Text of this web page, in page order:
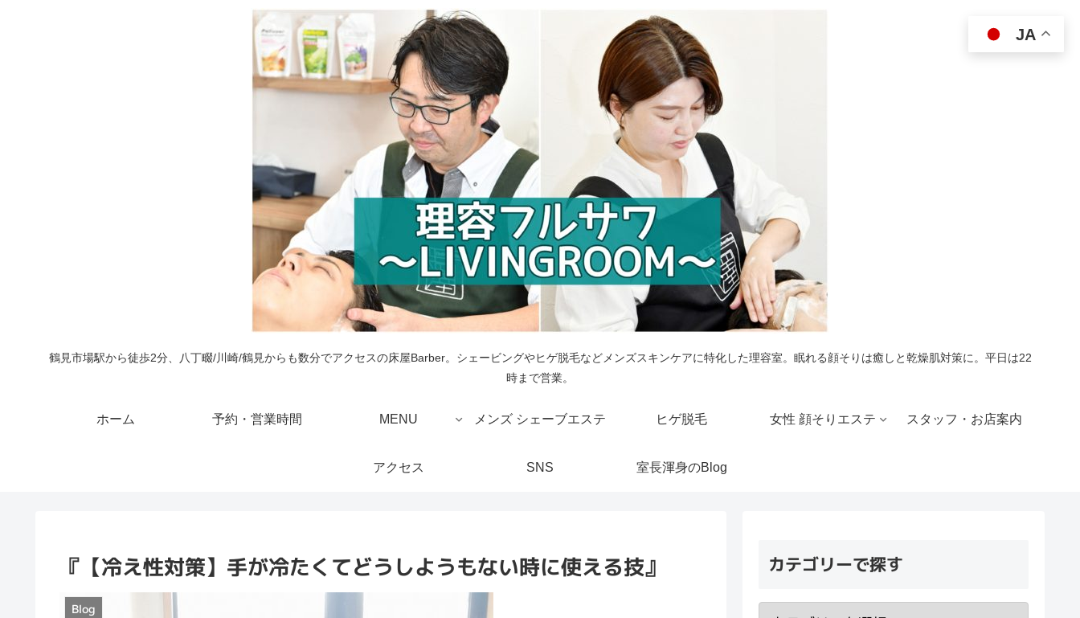
鶴見市場駅から徒歩2分、八丁畷/川崎/鶴見からも数分でアクセスの床屋Barber。シェービングやヒゲ脱毛などメンズスキンケアに特化した理容室。眠れる顔そりは癒しと乾燥肌対策に。平日は22
時まで営業。
ホーム 予約・営業時間 MENU メンズ シェーブエステ ヒゲ脱毛 女性 顔そりエステ スタッフ・お店案内
アクセス SNS 室長渾身のBlog
『【冷え性対策】手が冷たくてどうしようもない時に使える技』
Blog
カテゴリーで探す
JA